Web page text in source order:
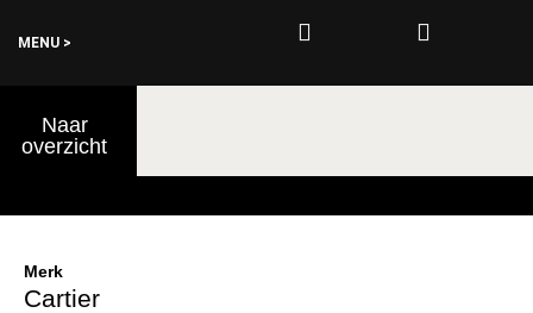
MENU >
Naar
overzicht
€0,00
Merk
Cartier